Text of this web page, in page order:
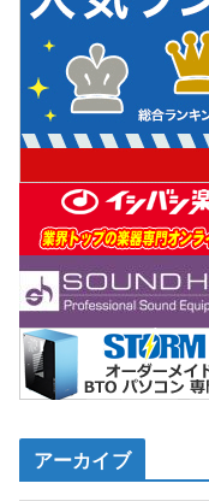
アーカイブ